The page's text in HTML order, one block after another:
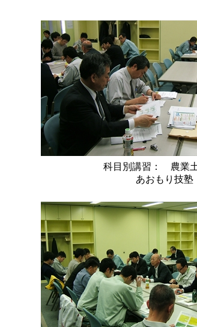
科目別講習： 農業
あおもり技塾 小笠原